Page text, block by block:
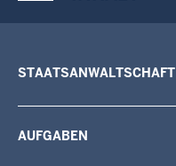
STAATSANWALTSCHAFT
AUFGABEN